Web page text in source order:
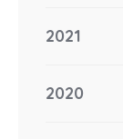
2021
2020